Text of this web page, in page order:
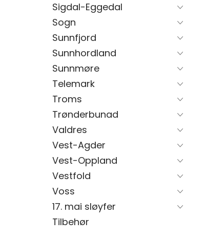
Sigdal-Eggedal
Sogn
Sunnfjord
Sunnhordland
Sunnmøre
Telemark
Troms
Trønderbunad
Valdres
Vest-Agder
Vest-Oppland
Vestfold
Voss
17. mai sløyfer
Tilbehør